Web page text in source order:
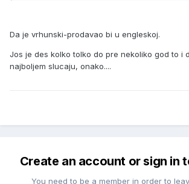
Da je vrhunski-prodavao bi u engleskoj.
Jos je des kolko tolko do pre nekoliko god to i
najboljem slucaju, onako....
Create an account or sign in
You need to be a member in order to